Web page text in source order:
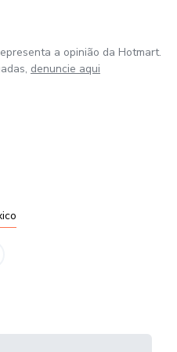
do W3C.
a opinião da Hotmart.
denuncie aqui